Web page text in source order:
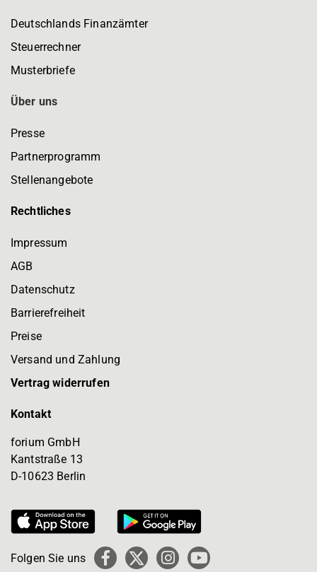
Deutschlands Finanzämter
Steuerrechner
Musterbriefe
Über uns
Presse
Partnerprogramm
Stellenangebote
Rechtliches
Impressum
AGB
Datenschutz
Barrierefreiheit
Preise
Versand und Zahlung
Vertrag widerrufen
Kontakt
forium GmbH
Kantstraße 13
D-10623 Berlin
Folgen Sie uns Facebook
X
Instagram